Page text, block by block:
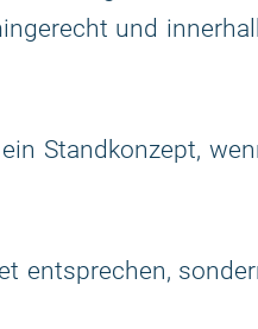
und
Standkonzept,
entsprechen,